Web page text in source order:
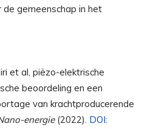
gemeenschap in het
et al, piëzo-elektrische
beoordeling en een
van krachtproducerende
energie(2022). DOI: